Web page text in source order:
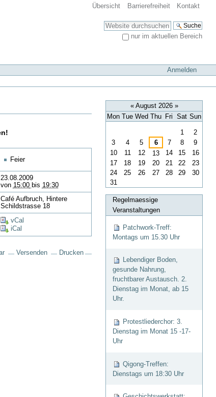
Übersicht Barrierefreiheit Kontakt
Website durchsuchen
nur im aktuellen Bereich
Anmelden
Feier
23.08.2009
von 15:00 bis 19:30
Café Aufbruch, Hintere
Schildstrasse 18
vCal
iCal
Versenden Drucken
«August 2026 »
Mon Tue Wed Thu Fri Sat Sun
1
2
3
4 5 6 7 8
9
10
11 12 13 14 15
16
17
18 19 20 21 22
23
24
25 26 27 28 29
30
31
Regelmaessige
Veranstaltungen
Patchwork-Treff:
Montags um 15.30 Uhr
Lebendiger Boden,
gesunde Nahrung,
fruchtbarer Austausch. 2.
Dienstag im Monat, ab 15
Uhr.
Protestliederchor: 3.
Dienstag im Monat 15 -17-
Uhr
Qigong-Treffen:
Dienstags um 18:30 Uhr